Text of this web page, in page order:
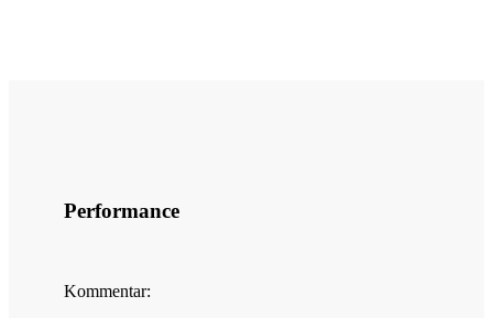
Performance
Kommentar: